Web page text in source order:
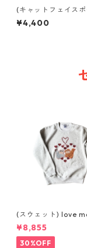
(キャットフェイス
¥4,400
(スウェット) love
REY)
¥8,855
30%OFF